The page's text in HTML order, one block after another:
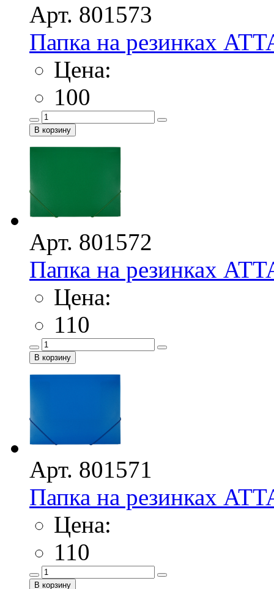
Арт. 801573
Папка на резинках
Цена:
100
Арт. 801572
Папка на резинках
Цена:
110
Арт. 801571
Папка на резинках
Цена:
110